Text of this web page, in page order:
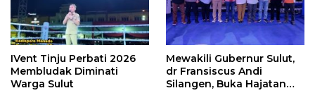
IVent Tinju Perbati 2026
Membludak Diminati
Warga Sulut
Mewakili Gubernur Sulut,
dr Fransiscus Andi
Silangen, Buka Hajatan